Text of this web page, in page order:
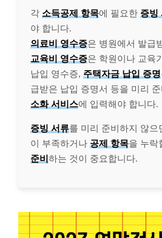
각 소득공제 항목에 필요한 증빙
야 합니다.
의료비 영수증은 병원에서 발급
교육비 영수증은 학원이나 교육
납입 영수증, 주택자금 납입 증명
급받은 납입 증명서 등을 미리 준
소화 서비스에 입력해야 합니다.
증빙 서류를 미리 준비하지 않으
이 부족하거나 공제 항목을 누락
준비 하는 것이 중요합니다.